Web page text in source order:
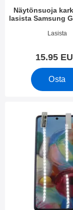
Näytönsuoja
lasista Samsung
Tuote.nro 34859
Lasista
15.95
Osta
näytönsuoja
Merkitse